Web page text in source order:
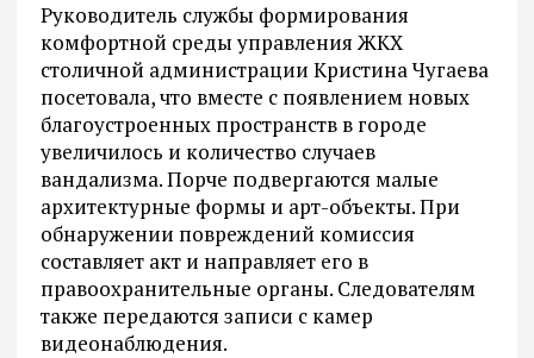
Руководитель службы формирования
комфортной среды управления ЖКХ
столичной администрации Кристина Чугаева
посетовала, что вместе с появлением новых
благоустроенных пространств в городе
увеличилось и количество случаев
вандализма. Порче подвергаются малые
архитектурные формы и арт-объекты. При
обнаружении повреждений комиссия
составляет акт и направляет его в
правоохранительные органы. Следователям
также передаются записи с камер
видеонаблюдения.